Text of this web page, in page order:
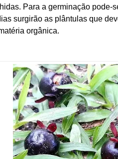
Para a germinação pode-
surgirão as plântulas que
orgânica.